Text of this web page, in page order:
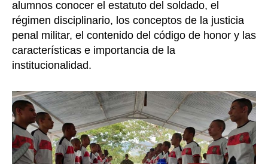
alumnos conocer el estatuto del soldado, el
régimen disciplinario, los conceptos de la justicia
penal militar, el contenido del código de honor y las
características e importancia de la
institucionalidad.